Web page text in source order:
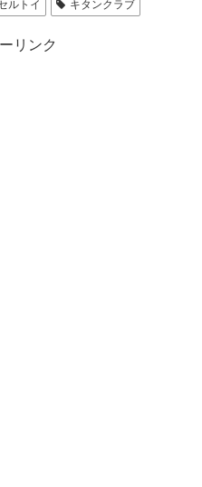
ルトイ キタンクラブ
リンク